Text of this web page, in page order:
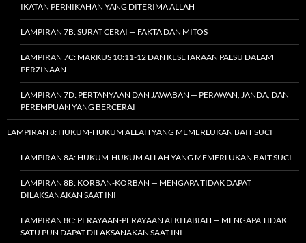
IKATAN PERNIKAHAN YANG DITERIMA ALLAH
LAMPIRAN 7B: SURAT CERAI — FAKTA DAN MITOS
LAMPIRAN 7C: MARKUS 10:11-12 DAN KESETARAAN PALSU DALAM
PERZINAAN
LAMPIRAN 7D: PERTANYAAN DAN JAWABAN — PERAWAN, JANDA, DAN
PEREMPUAN YANG BERCERAI
LAMPIRAN 8: HUKUM-HUKUM ALLAH YANG MEMERLUKAN BAIT SUCI
LAMPIRAN 8A: HUKUM-HUKUM ALLAH YANG MEMERLUKAN BAIT SUCI
LAMPIRAN 8B: KORBAN-KORBAN — MENGAPA TIDAK DAPAT
DILAKSANAKAN SAAT INI
LAMPIRAN 8C: PERAYAAN-PERAYAAN ALKITABIAH — MENGAPA TIDAK
SATU PUN DAPAT DILAKSANAKAN SAAT INI